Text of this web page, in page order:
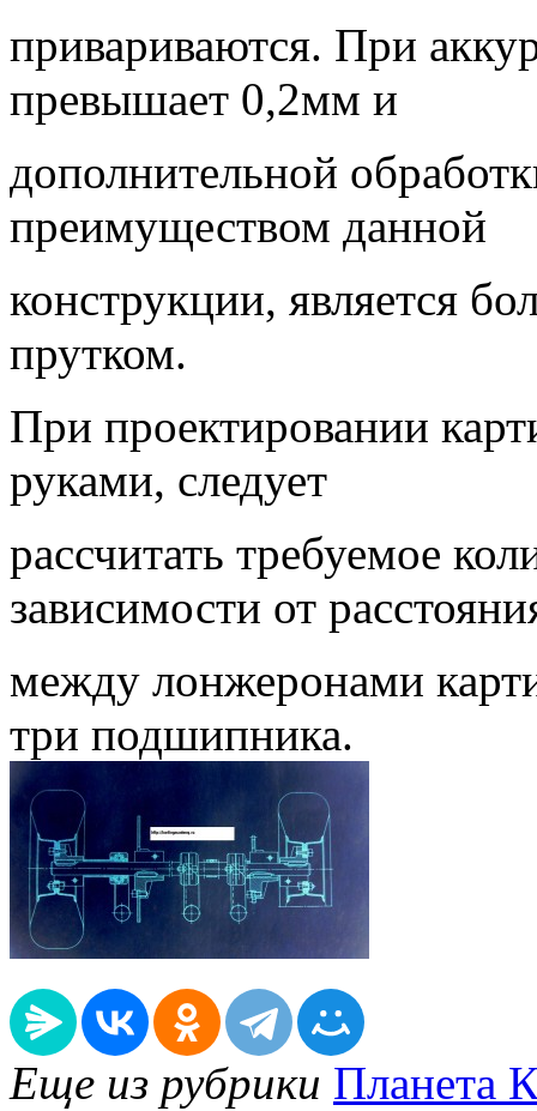
привариваются. При
превышает 0,2мм и
дополнительной
преимуществом данной
конструкции, является
прутком.
При проектировании
руками, следует
рассчитать требуемое
зависимости от
между лонжеронами
три подшипника.
Еще из рубрики Планета